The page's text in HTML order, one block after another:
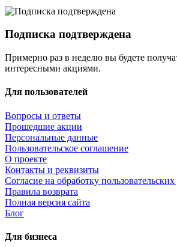
Подписка подтверждена
Примерно раз в неделю вы будете
интересными акциями.
Для пользователей
Вопросы и ответы
Прошедшие акции
Персональные данные
Пользовательское соглашение
О проекте
Контакты и реквизиты
Согласие на обработку
Правила возврата
Полная версия сайта
Блог
Для бизнеса